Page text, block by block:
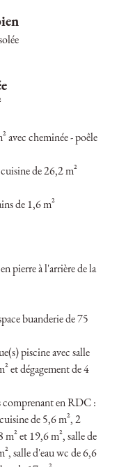
avec cheminée - poêle
de 26,2 m²
de 1,6 m²
pierre à l'arrière de la
buanderie de 75
piscine avec salle
et dégagement de 4
comprenant en RDC :
de 5,6 m², 2
m² et 19,6 m², salle de
salle d'eau wc de 6,6